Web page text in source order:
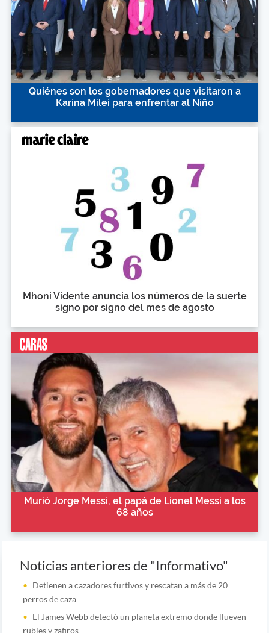
Quiénes son los gobernadores que visitaron a
Karina Milei para enfrentar al Niño
Mhoni Vidente anuncia los números de la suerte
signo por signo del mes de agosto
Murió Jorge Messi, el papá de Lionel Messi a los
68 años
Noticias anteriores de "Informativo"
Detienen a cazadores furtivos y rescatan a más de 20
perros de caza
El James Webb detectó un planeta extremo donde llueven
rubíes y zafiros